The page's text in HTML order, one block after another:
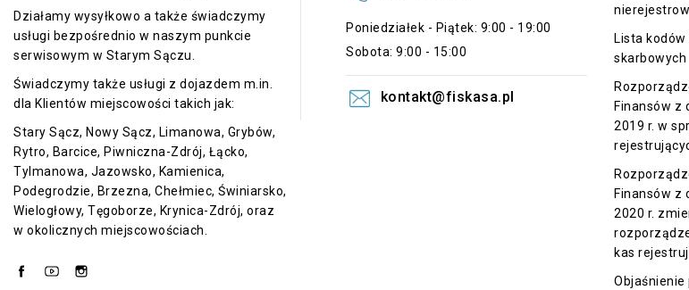
Działamy wysyłkowo a także świadczymy
usługi bezpośrednio w naszym punkcie
serwisowym w Starym Sączu.
Świadczymy także usługi z dojazdem m.in.
dla Klientów miejscowości takich jak:
Stary Sącz, Nowy Sącz, Limanowa, Grybów,
Rytro, Barcice, Piwniczna-Zdrój, Łącko,
Tylmanowa, Jazowsko, Kamienica,
Podegrodzie, Brzezna, Chełmiec, Świniarsko,
Wielogłowy, Tęgoborze, Krynica-Zdrój, oraz
w okolicznych miejscowościach.
FacebookYouTube
Poniedziałek - Piątek: 9:00 - 19:00
Sobota: 9:00 - 15:00
kontakt@fiskasa.pl
Lista
skarbowych
Finansów z
2019 r. w
Finansów z
2020 r.
kas